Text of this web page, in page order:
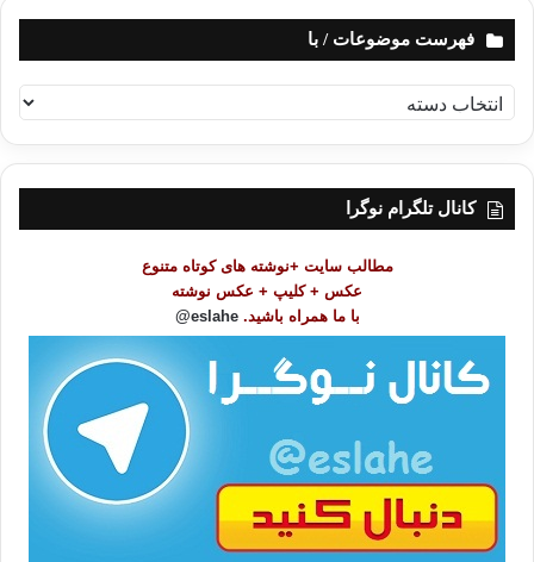
سراسر جهان عرب نیز حضور دارند. به این کارها می‌پردازند، درحالی‌
که خوب می‌دانند کهرسانه‌ها امروزه جزیی از سلاح کشتار جمعی
می‌کشد و از انسانیت تهی‌شان می‌کند حتی اگر به ظاهر زنده باشند.
جهاد نکاح جهاد نکاح در سوریه
حقیقت جهاد نکاح حکم جهاد نکاح
کپی آدرس
فهرست موضوعات / با
ه
ر
کانال تلگرام نوگرا
مطالب سایت +نوشته های کوتاه متنوع
عکس + کلیپ + عکس نوشته
با ما همراه باشید. eslahe@